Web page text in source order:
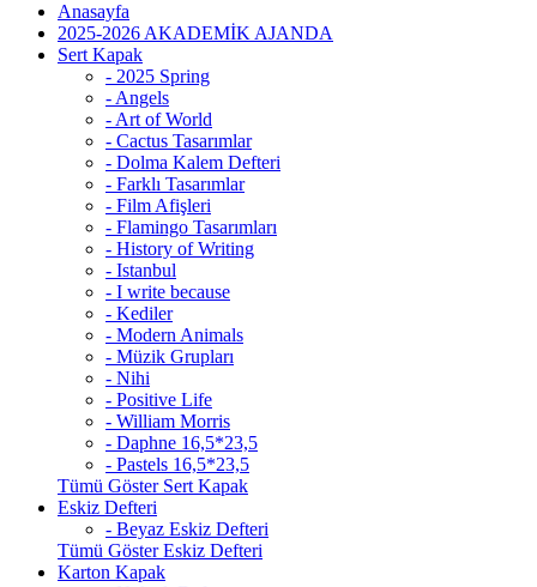
Anasayfa
2025-2026 AKADEMİK AJANDA
Sert Kapak
- 2025 Spring
- Angels
- Art of World
- Cactus Tasarımlar
- Dolma Kalem Defteri
- Farklı Tasarımlar
- Film Afişleri
- Flamingo Tasarımları
- History of Writing
- Istanbul
- I write because
- Kediler
- Modern Animals
- Müzik Grupları
- Nihi
- Positive Life
- William Morris
- Daphne 16,5*23,5
- Pastels 16,5*23,5
Tümü Göster Sert Kapak
Eskiz Defteri
- Beyaz Eskiz Defteri
Tümü Göster Eskiz Defteri
Karton Kapak